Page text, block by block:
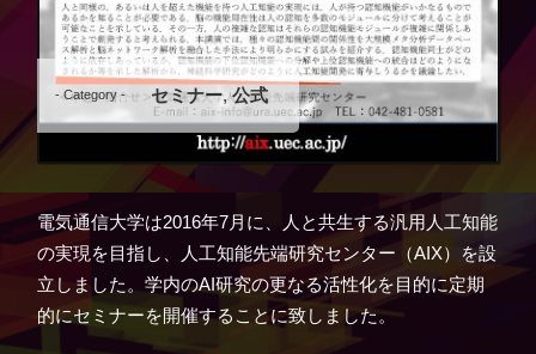
- Category - セミナー,公式
電気通信大学は2016年7月に、人と共生する汎用人工知能
の実現を目指し、人工知能先端研究センター（AIX）を設
立しました。学内のAI研究の更なる活性化を目的に定期
的にセミナーを開催することに致しました。